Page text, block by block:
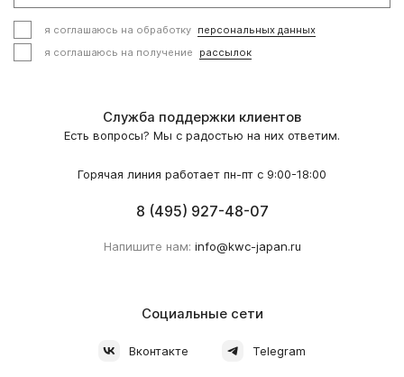
я соглашаюсь на обработку персональных данных
я соглашаюсь на получение
рассылок
Служба поддержки клиентов
Есть вопросы? Мы с радостью на них ответим.
Горячая линия работает пн-пт с 9:00-18:00
8 (495) 927-48-07
Напишите нам: info@kwc-japan.ru
Социальные сети
Вконтакте Telegram